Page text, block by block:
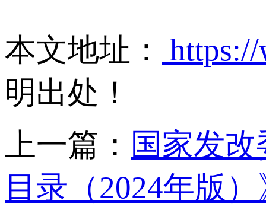
本文地址：
明出处！
上一篇： 国家发
目录（2024年版